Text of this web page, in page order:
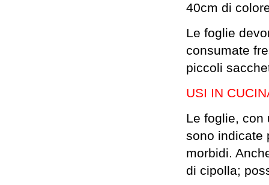
40cm di
Le foglie
consumate
piccoli
USI IN
Le foglie, con
sono indicate
morbidi.
di cipolla;